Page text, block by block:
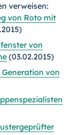
verweisen:
von Roto mit
von
(03.02.2015)
von